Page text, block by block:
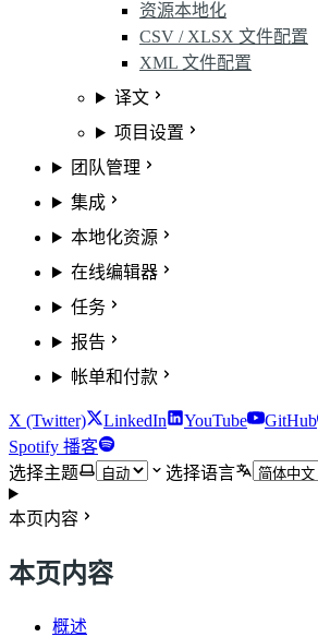
资源本地化
CSV / XLSX 文件配置
XML 文件配置
译文
项目设置
团队管理
集成
本地化资源
在线编辑器
任务
报告
帐单和付款
X (Twitter) LinkedIn YouTube GitHub
Spotify 播客
选择主题
选择语言
本页内容
本页内容
概述